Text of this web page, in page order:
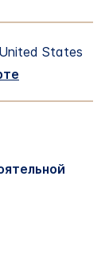
United States